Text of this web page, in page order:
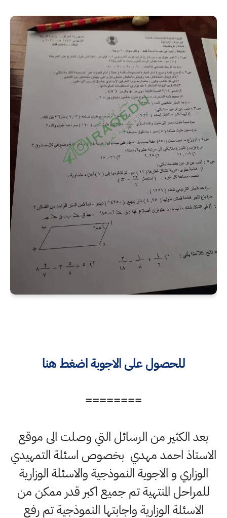
للحصول على الاجوبة اضغط هنا
========
بعد الكثير من الرسائل التي وصلت الى موقع
الاستاذ احمد مهدي بخصوص اسئلة التمهيدي
الوزاري و الاجوية النموذجية والاسئلة الوزارية
للمراحل المنتهية تم جميع اكبر قدر ممكن من
الاسئلة الوزارية واجابتها النموذجية تم رفع